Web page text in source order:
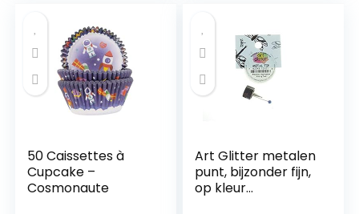
50 Caissettes à
Cupcake –
Cosmonaute
Art Glitter metalen
punt, bijzonder fijn,
op kleur